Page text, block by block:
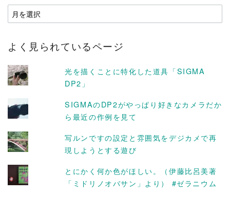
ア
ー
イ
よく見られているページ
光を描くことに特化した道具「SIGMA
DP2」
SIGMAのDP2がやっぱり好きなカメラだか
ら最近の作例を見て
写ルンですの設定と雰囲気をデジカメで再
現しようとする遊び
とにかく何か色がほしい。（伊藤比呂美著
「ミドリノオバサン」より） #ゼラニウム